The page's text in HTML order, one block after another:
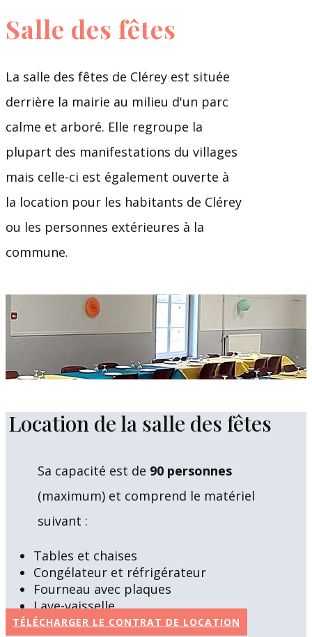
Salle des fêtes
La salle des fêtes de Clérey est située
derrière la mairie au milieu d'un parc
calme et arboré. Elle regroupe la
plupart des manifestations du villages
mais celle-ci est également ouverte à
la location pour les habitants de Clérey
ou les personnes extérieures à la
commune.
Location de la salle des fêtes
Sa capacité est de 90 personnes
(maximum) et comprend le matériel
suivant :
Tables et chaises
Congélateur et réfrigérateur
Fourneau avec plaques
Lave-vaisselle
TÉLÉCHARGER LE CONTRAT DE LOCATION